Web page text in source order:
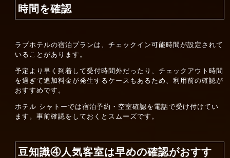
時間を確認
ラブホテルの宿泊プランは、チェックイン可能時間が設定されて
いることがあります。
予定より早く到着して受付時間外だったり、チェックアウト時間
を過ぎて追加料金が発生するケースもあるため、利用前の確認が
おすすめです。
ホテル シャトーでは宿泊予約・空室確認を電話で受け付けてい
ます。事前確認をしておくとスムーズです。
豆知識④人気客室は早めの確認がおすす